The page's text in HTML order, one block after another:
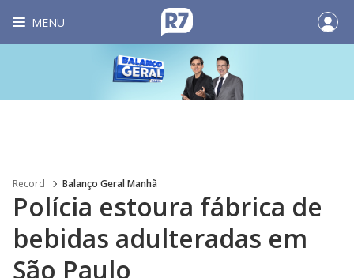
MENU
Record Balanço Geral Manhã
Polícia estoura fábrica de
bebidas adulteradas em
São Paulo